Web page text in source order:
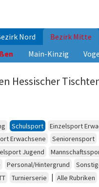
Nord Bezirk Mitte
Main-Kinzig
Hessischer
Schulsport
Einzelsport
Erwachsene
Seniorensport
Jugend
Personal/Hintergrund
Turnierserie | Alle Rubriken